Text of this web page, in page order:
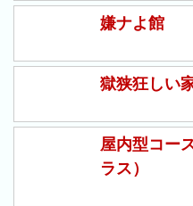
2024
2023
嫌ナよ館
獄狭狂しい
屋内型コー
ラス）